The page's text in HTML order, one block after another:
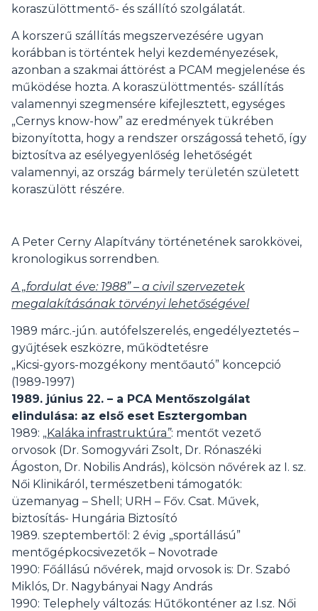
koraszülöttmentő- és szállító szolgálatát.
A korszerű szállítás megszervezésére ugyan
korábban is történtek helyi kezdeményezések,
azonban a szakmai áttörést a PCAM megjelenése és
működése hozta. A koraszülöttmentés- szállítás
valamennyi szegmensére kifejlesztett, egységes
„Cernys know-how” az eredmények tükrében
bizonyította, hogy a rendszer országossá tehető, így
biztosítva az esélyegyenlőség lehetőségét
valamennyi, az ország bármely területén született
koraszülött részére.
A Peter Cerny Alapítvány történetének sarokkövei,
kronologikus sorrendben.
A „fordulat éve: 1988” – a civil szervezetek
megalakításának törvényi lehetőségével
1989 márc.-jún. autófelszerelés, engedélyeztetés –
gyűjtések eszközre, működtetésre
„Kicsi-gyors-mozgékony mentőautó” koncepció
(1989-1997)
1989. június 22. – a PCA Mentőszolgálat
elindulása: az első eset Esztergomban
1989: „Kaláka infrastruktúra”: mentőt vezető
orvosok (Dr. Somogyvári Zsolt, Dr. Rónaszéki
Ágoston, Dr. Nobilis András), kölcsön nővérek az I. sz.
Női Klinikáról, természetbeni támogatók:
üzemanyag – Shell; URH – Főv. Csat. Művek,
biztosítás- Hungária Biztosító
1989. szeptembertől: 2 évig „sportállású”
mentőgépkocsivezetők – Novotrade
1990: Főállású nővérek, majd orvosok is: Dr. Szabó
Miklós, Dr. Nagybányai Nagy András
1990: Telephely változás: Hűtőkonténer az I.sz. Női